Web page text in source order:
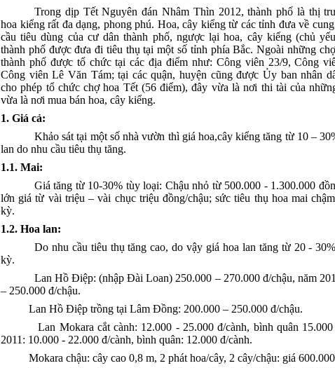
Trong dịp Tết Nguyên đán Nhâm Thìn 2012, thành phố là thị
hoa kiểng rất đa dạng, phong phú. Hoa, cây kiểng từ các tỉnh đưa về
cầu tiêu dùng của cư dân thành phố, ngược lại hoa, cây kiểng (chủ
thành phố được đưa đi tiêu thụ tại một số tỉnh phía Bắc. Ngoài những
thành phố được tổ chức tại các địa điểm như: Công viên 23/9, Công
Công viên Lê Văn Tám; tại các quận, huyện cũng được Ủy ban nhân
cho phép tổ chức chợ hoa Tết (56 điểm), đây vừa là nơi thi tài của
vừa là nơi mua bán hoa, cây kiểng.
1. Giá cả:
Khảo sát tại một số nhà vườn thì giá hoa,cây kiểng tăng từ 10 –
lan do nhu cầu tiêu thụ tăng.
1.1. Mai:
Giá tăng từ 10-30% tùy loại: Chậu nhỏ từ 500.000 - 1.300.000
lớn giá từ vài triệu – vài chục triệu đồng/chậu; sức tiêu thụ hoa mai
kỳ.
1.2. Hoa lan:
Do nhu cầu tiêu thụ tăng cao, do vậy giá hoa lan tăng từ 20 -
kỳ.
Lan Hồ Điệp: (nhập Đài Loan) 250.000 – 270.000 đ/chậu, năm
– 250.000 đ/chậu.
Lan Hồ Điệp trồng tại Lâm Đồng: 200.000 – 250.000 đ/chậu.
Lan Mokara cắt cành: 12.000 - 25.000 đ/cành, bình quân 15.000
2011: 10.000 - 22.000 đ/cành, bình quân: 12.000 đ/cành.
Mokara chậu: cây cao 0,8 m, 2 phát hoa/cây, 2 cây/chậu: giá 600.000